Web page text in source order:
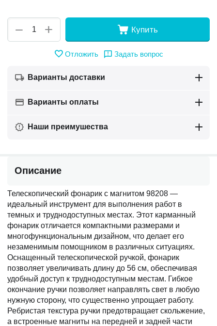
+
− Купить
Отложить Задать вопрос
Варианты доставки
Варианты оплаты
Наши преимушества
Описание
Телескопический фонарик с магнитом 98208 —
идеальный инструмент для выполнения работ в
темных и труднодоступных местах. Этот карманный
фонарик отличается компактными размерами и
многофункциональным дизайном, что делает его
незаменимым помощником в различных ситуациях.
Оснащенный телескопической ручкой, фонарик
позволяет увеличивать длину до 56 см, обеспечивая
удобный доступ к труднодоступным местам. Гибкое
окончание ручки позволяет направлять свет в любую
нужную сторону, что существенно упрощает работу.
Ребристая текстура ручки предотвращает скольжение,
а встроенные магниты на передней и задней части